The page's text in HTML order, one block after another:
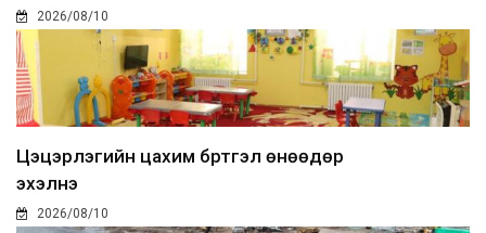
2026/08/10
Цэцэрлэгийн цахим бүртгэл өнөөдөр
эхэлнэ
2026/08/10